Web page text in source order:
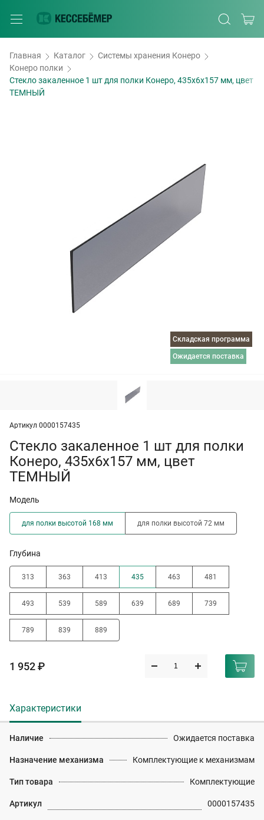
Главная Каталог
Системы хранения Конеро
Конеро полки
Стекло закаленное 1 шт для полки Конеро, 435х6х157 мм, цвет
ТЕМНЫЙ
Складская программа
ожидается поставка
Артикул 0000157435
Стекло закаленное 1 шт для полки
Конеро, 435х6х157 мм, цвет
ТЕМНЫЙ
Модель
для полки высотой 168 мм для полки высотой 72 мм
Глубина
313 363 413 435 463 481
493 539 589 639 689 739
789 839 889
1 952 ₽
Характеристики
Наличие Ожидается поставка
Назначение механизма Комплектующие к механизмам
Тип товара Комплектующие
Артикул 0000157435